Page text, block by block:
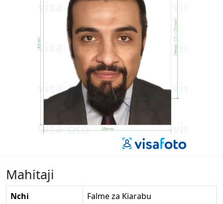
Mahitaji
Nchi
Falme za Kiarabu